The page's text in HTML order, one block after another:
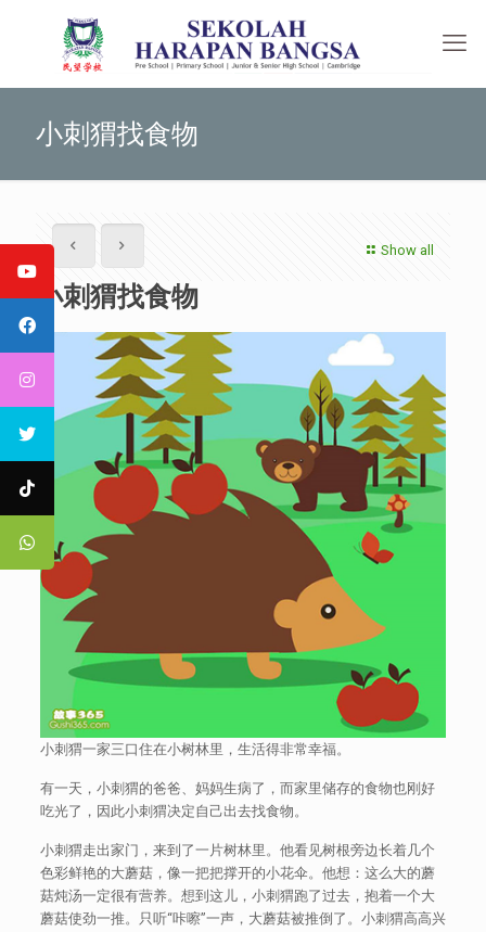
小刺猬找食物
Show all
小刺猬找食物
小刺猬一家三口住在小树林里，生活得非常幸福。
有一天，小刺猬的爸爸、妈妈生病了，而家里储存的食物也刚好
吃光了，因此小刺猬决定自己出去找食物。
小刺猬走出家门，来到了一片树林里。他看见树根旁边长着几个
色彩鲜艳的大蘑菇，像一把把撑开的小花伞。他想：这么大的蘑
菇炖汤一定很有营养。想到这儿，小刺猬跑了过去，抱着一个大
蘑菇使劲一推。只听“咔嚓”一声，大蘑菇被推倒了。小刺猬高高兴